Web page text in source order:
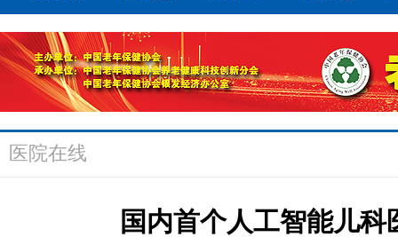
医院在线
国内首个人工智能儿科